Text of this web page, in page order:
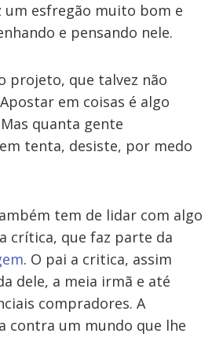
um esfregão muito bom e
e pensando nele.
projeto, que talvez não
em coisas é algo
quanta gente
tenta, desiste, por medo
tem de lidar com algo
crítica, que faz parte da
. O pai a critica, assim
dele, a meia irmã e até
compradores. A
contra um mundo que lhe